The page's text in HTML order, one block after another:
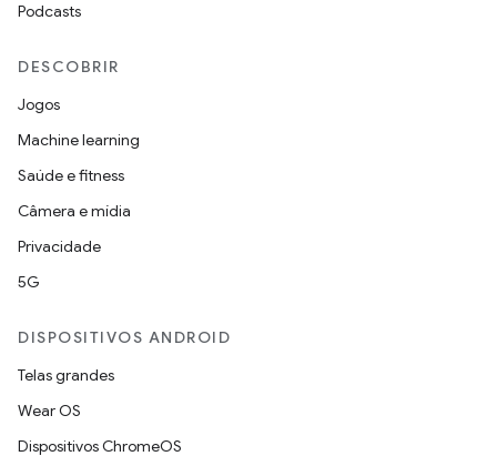
Podcasts
DESCOBRIR
Jogos
Machine learning
Saúde e fitness
Câmera e mídia
Privacidade
5G
DISPOSITIVOS ANDROID
Telas grandes
Wear OS
Dispositivos ChromeOS